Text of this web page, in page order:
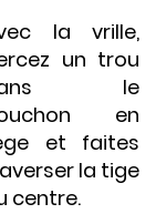
la vrille,
un trou
le
en
et faites
la tige
centre.